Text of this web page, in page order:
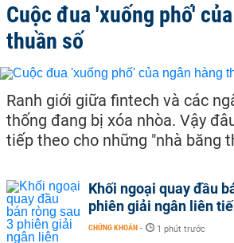
Cuộc đua 'xuống phố'
thuần số
Ranh giới giữa fintech và các
thống đang bị xóa nhòa. Vậy
tiếp theo cho những "nhà băng
Khối ngoại quay đầu
phiên giải ngân liên
CHỨNG KHOÁN - 1 phút trước